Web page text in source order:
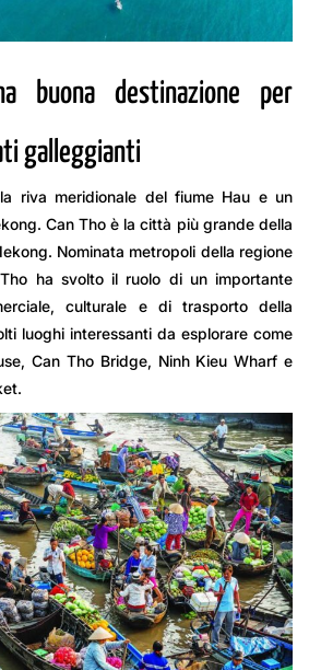
buona destinazione per
galleggianti
riva meridionale del fiume Hau e un
Can Tho è la città più grande della
Nominata metropoli della regione
ha svolto il ruolo di un importante
culturale e di trasporto della
luoghi interessanti da esplorare come
Can Tho Bridge, Ninh Kieu Wharf e